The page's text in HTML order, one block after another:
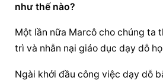
như thế nào?
Một lần nữa Marcô cho chúng ta
trì và nhẫn nại giáo dục dạy dỗ
Ngài khởi đầu công việc dạy dỗ